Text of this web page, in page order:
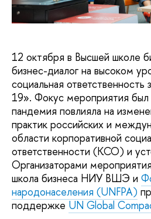
12 октября в Высшей школе
бизнес-диалог на высоком
социальная
19». Фокус мероприятия был
пандемия повлияла на
практик российских и
области корпоративной
ответственности (КСО) и
Организаторами
школа бизнеса НИУ ВШЭ и
народонаселения (UNFPA)
поддержке UN Global